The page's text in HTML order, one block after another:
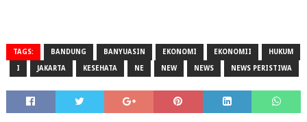
TAGS: BANDUNG BANYUASIN EKONOMI EKONOMII HUKUM
I JAKARTA KESEHATA NE NEW NEWS NEWS PERISTIWA